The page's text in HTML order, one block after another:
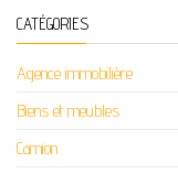
CATÉGORIES
Agence immobilière
Biens et meubles
Camion